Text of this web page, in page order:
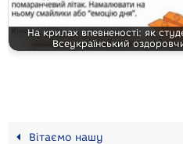
На крилах впевненості: як
Всеукраїнський
Вітаємо нашу